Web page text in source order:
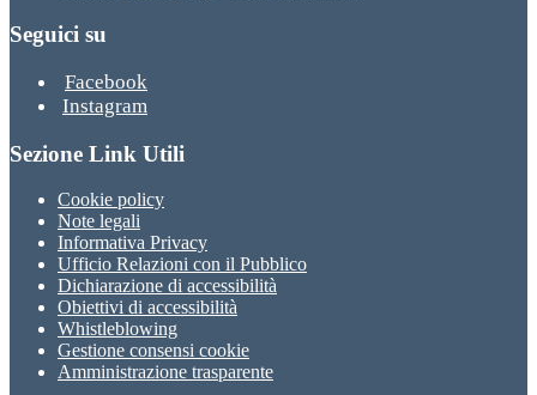
Seguici su
Facebook
Instagram
Sezione Link Utili
Cookie policy
Note legali
Informativa Privacy
Ufficio Relazioni con il Pubblico
Dichiarazione di accessibilità
Obiettivi di accessibilità
Whistleblowing
Gestione consensi cookie
Amministrazione trasparente